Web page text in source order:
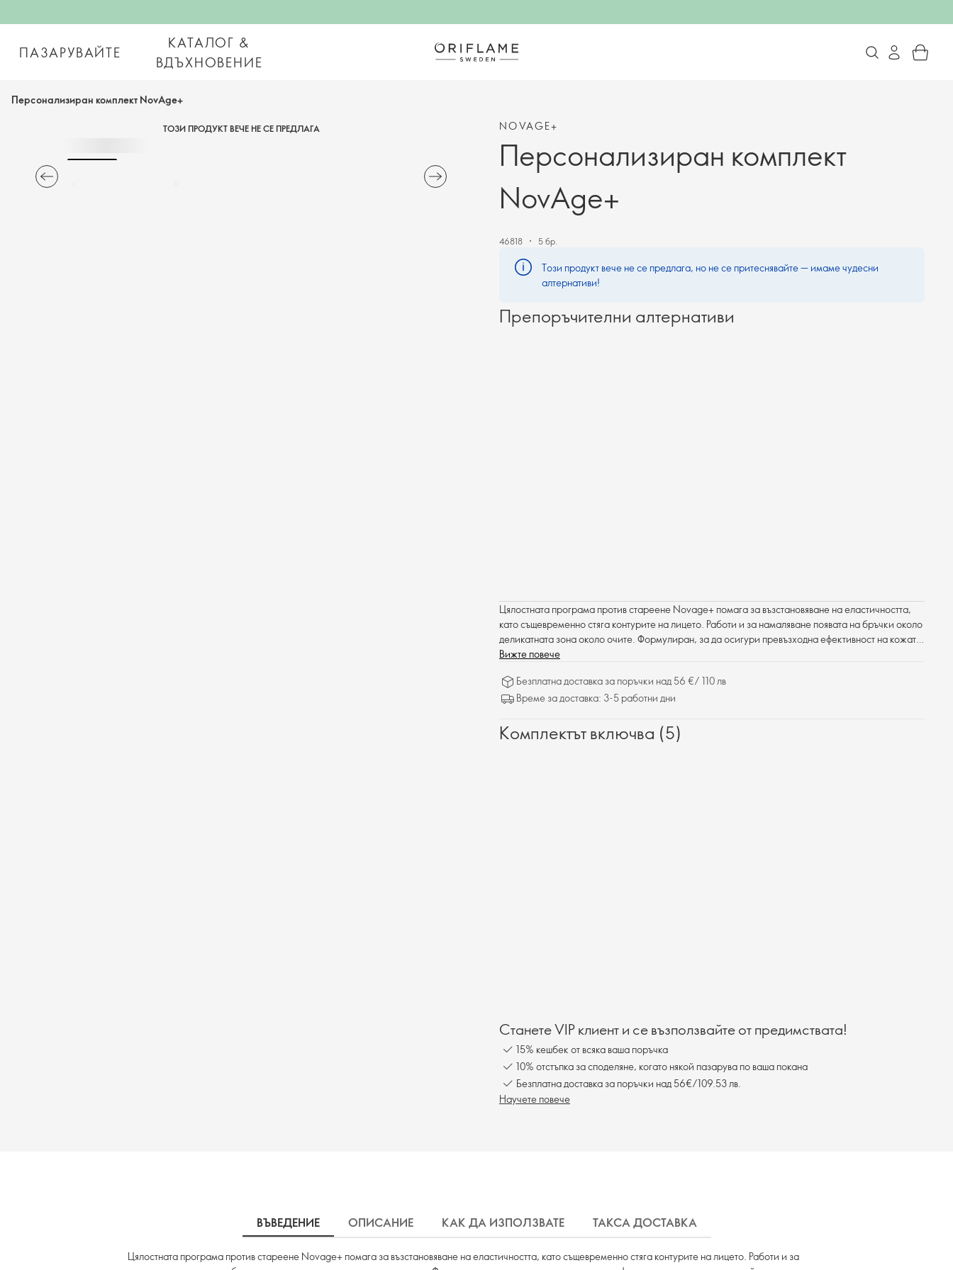
ПАЗАРУВАЙТЕ
КАТАЛОГ &
ВДЪХНОВЕНИЕ
Персонализиран комплект NovAge+
ТОЗИ ПРОДУКТ ВЕЧЕ НЕ СЕ ПРЕДЛАГА NOVAGE+
Персонализиран комплект
NovAge+
46818 5 бр.
Този продукт вече не се предлага, но не се притеснявайте — имаме чудесни
алтернативи!
Препоръчителни алтернативи
Цялостната програма против стареене Novage+ помага за възстановяване на еластичността,
като същевременно стяга контурите на лицето. Работи и за намаляване появата на бръчки около
деликатната зона около очите. Формулиран, за да осигури превъзходна ефективност на кожата,
оставяйки кожата мека.
Вижте повече
Безплатна доставка за поръчки над 56 €/ 110 лв
Време за доставка: 3-5 работни дни
Комплектът включва (5)
Станете VIP клиент и се възползвайте от предимствата!
15% кешбек от всяка ваша поръчка
10% отстъпка за споделяне, когато някой пазарува по ваша покана
Безплатна доставка за поръчки над 56€/109.53 лв.
Научете повече
ВЪВЕДЕНИЕ ОПИСАНИЕ КАК ДА ИЗПОЛЗВАТЕ ТАКСА ДОСТАВКА
Цялостната програма против стареене Novage+ помага за възстановяване на еластичността, като същевременно стяга контурите на лицето. Работи и за